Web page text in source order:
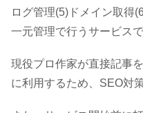
ログ管理(5)ドメイン取得
一元管理で行うサービスで
現役プロ作家が直接記事
に利用するため、SEO対